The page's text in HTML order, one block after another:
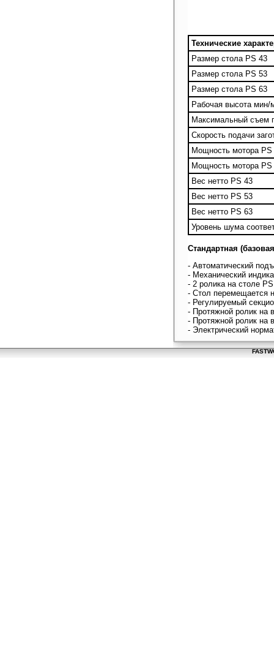
Технические
Размер стола PS 43
Размер стола PS 53
Размер стола PS 63
Рабочая высота мин/
Максимальный съем
Скорость подачи
Мощность мотора PS
Мощность мотора PS
Вес нетто PS 43
Вес нетто PS 53
Вес нетто PS 63
Уровень шума
Стандартная
- Автоматический
- Механический
- 2 ролика на столе
- Стол перемещается
- Регулируемый
- Протяжной ролик на
- Протяжной ролик на
- Электрический